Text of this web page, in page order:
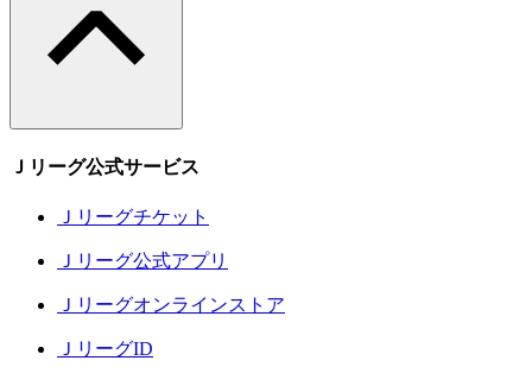
Ｊリーグ公式サービス
Ｊリーグチケット
Ｊリーグ公式アプリ
Ｊリーグオンラインストア
ＪリーグID